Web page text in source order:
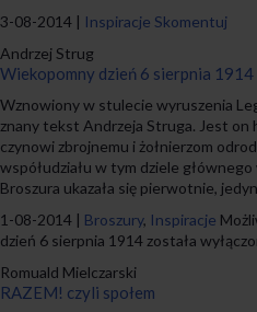
3-08-2014 | Inspiracje Skomentuj
Andrzej Strug
Wiekopomny dzień 6 sierpnia 1914
Wznowiony w stulecie wyruszenia
znany tekst Andrzeja Struga. Jest on
czynowi zbrojnemu i żołnierzom
współudziału w tym dziele
Broszura ukazała się pierwotnie,
1-08-2014 | Broszury, Inspiracje
dzień 6 sierpnia 1914 została
Romuald Mielczarski
RAZEM! czyli społem